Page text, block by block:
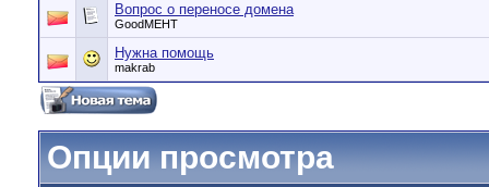
Вопрос о переносе домена
GoodMEHT
Нужна помощь
makrab
Опции просмотра